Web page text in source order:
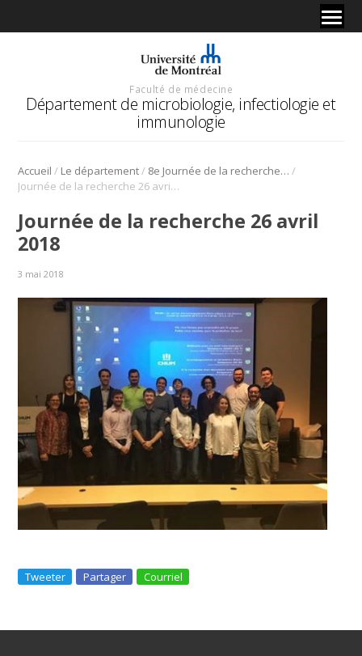
Faculté de médecine
Département de microbiologie, infectiologie et
immunologie
Accueil / Le département/ 8e Journée de la recherche du programme de résidence /
Journée de la recherche 26 avril 2018
Journée de la recherche 26 avril
2018
3 mai 2018
Tweeter Partager Courriel